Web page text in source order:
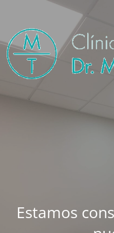
Estamos